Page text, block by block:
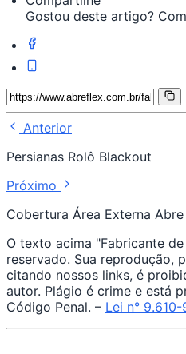
Gostou deste artigo?
Anterior
Persianas Rolô Blackout
Próximo
Cobertura Área Externa Abre
O texto acima "Fabricante
reservado. Sua reprodução,
citando nossos links, é
autor. Plágio é crime e está
Código Penal. – Lei n°